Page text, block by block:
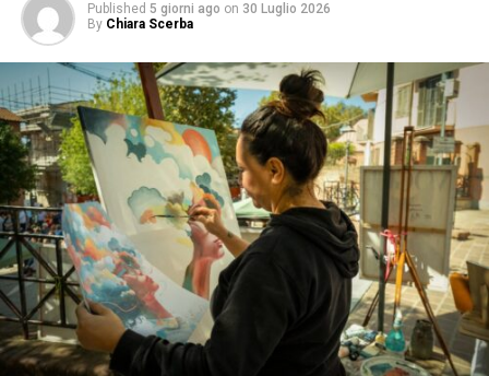
Published 5 giorni ago on 30 Luglio 2026
By Chiara Scerba